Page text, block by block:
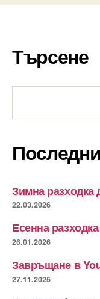
Търсене
Зимна разходка
22.03.2026
Есенна
26.01.2026
Завръщане в
27.11.2025